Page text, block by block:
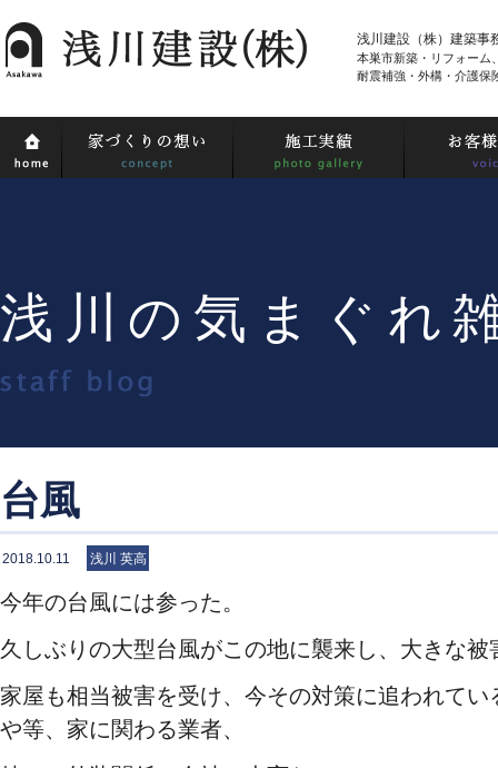
浅川建設（株）建築事
本巣市新築・リフォーム
耐震補強・外構・介護保
浅川の気まぐれ
台風
2018.10.11 浅川 英高
今年の台風には参った。
久しぶりの大型台風がこの地に襲来し、大きな被
家屋も相当被害を受け、今その対策に追われて
や等、家に関わる業者、